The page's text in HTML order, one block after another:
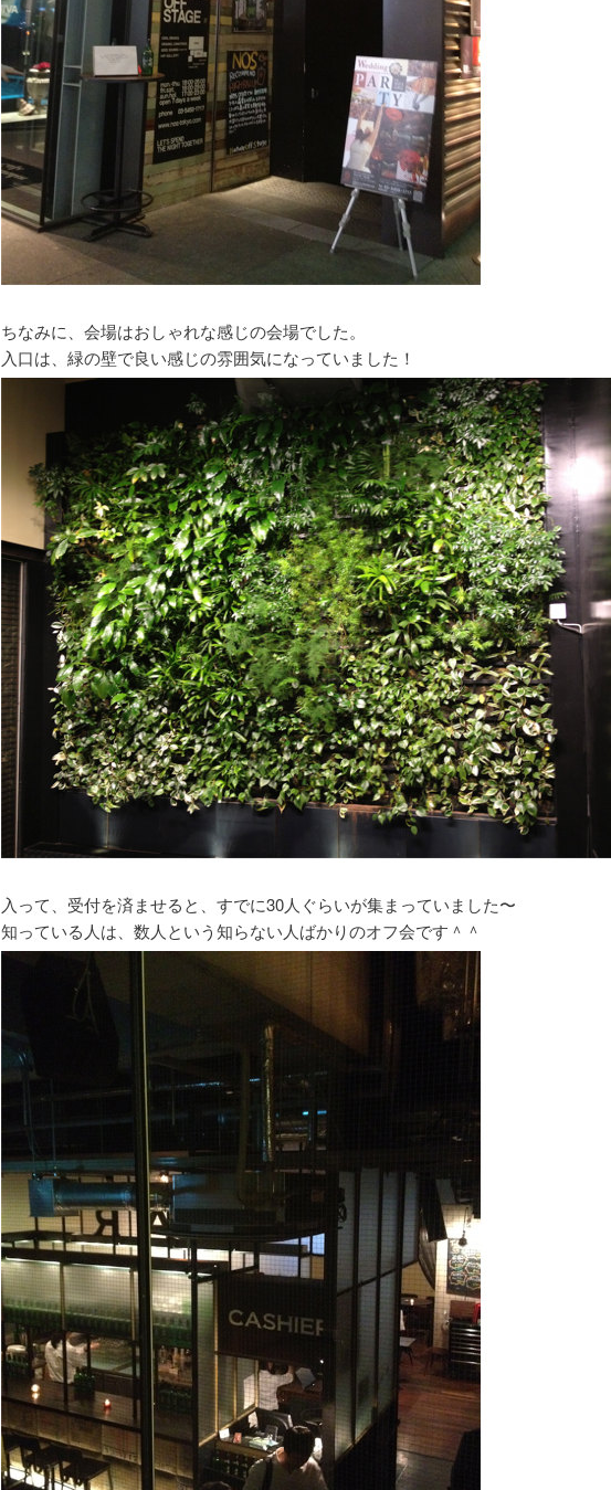
ちなみに、会場はおしゃれな感じの会場でした。
入口は、緑の壁で良い感じの雰囲気になっていました！
入って、受付を済ませると、すでに30人ぐらいが集まっていました〜
知っている人は、数人という知らない人ばかりのオフ会です＾＾